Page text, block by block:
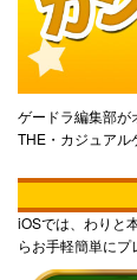
ゲードラ編集部が
THE・カジュアル
iOSでは、わりと
らお手軽簡単に